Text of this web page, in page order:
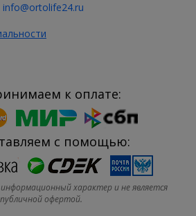
info@ortolife24.ru
к оплате:
с помощью:
характер и не является
публичной офертой.